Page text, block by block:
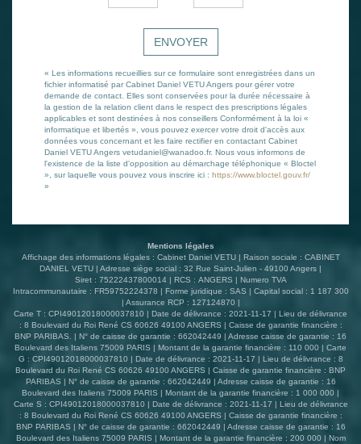
ENVOYER
« Les informations recueillies sur ce formulaire sont enregistrées dans un
fichier informatisé par Cabinet Daniel VETU Angers pour gérer votre
demande de contact. Elles sont conservées pour la durée nécessaire à
la gestion de la relation client dans le respect des prescriptions légales
applicables et sont destinées à nos conseillers Conformément à la loi «
informatique et libertés », vous pouvez exercer votre droit d'accès aux
données vous concernant et les faire rectifier en contactant Cabinet
Daniel VETU Angers vetudaniel@wanadoo.fr. Nous vous informons de
l'existence de la liste d'opposition au démarchage téléphonique « Bloctel
», sur laquelle vous pouvez vous inscrire ici : https://www.bloctel.gouv.fr/
»
Mentions légales
Affichage des informations légales : Cabinet Daniel VETU | Raison sociale : CABINET
DANIEL VETU | Adresse siège social : 32 Rue Saint-Julien - 49100 Angers |
Siret : 75222437800014 | RCS : ANGERS | Numero TVA
Intracommunautaire : FR59752224378 | Forme juridique : SAS | Capital social : 1 187 300
| Assurance RCP : 127124870 |
Carte T : CPI49012018000037810 | Date de délivrance : 2021-11-17 | Lieu de délivrance
: 8 Boulevard du Roi René CS 60626 49100 ANGERS | Caisse de garantie financière :
BNP PARIBAS. | N° de caisse de garantie : 662042449 | Adresse caisse de garantie : 16
Boulevard des Italiens 75009 PARIS | Montant de la garantie financière : 110 000 | Carte
G : CPI49012018000037810 | Date de délivrance : 2021-11-17 | Lieu de délivrance : 8
Boulevard du Roi René CS 60626 49100 ANGERS | Caisse de garantie financière : BNP
PARIBAS | N° de caisse de garantie : 662042449 | Adresse caisse de garantie : 16
Boulevard des Italiens 75009 PARIS | Montant de la garantie financière : 1 000 000 |
Carte S : CPI49012018000037810 | Date de délivrance : 2021-11-17 | Lieu de délivrance
: 8 Boulevard du Roi René CS 60626 49100 ANGERS | Caisse de garantie financière :
BNP PARIBAS | N° de caisse de garantie : 662042449 | Adresse caisse de garantie : 16
Boulevard des Italiens 75009 PARIS | Montant de la garantie financière : 200 000 | Nom